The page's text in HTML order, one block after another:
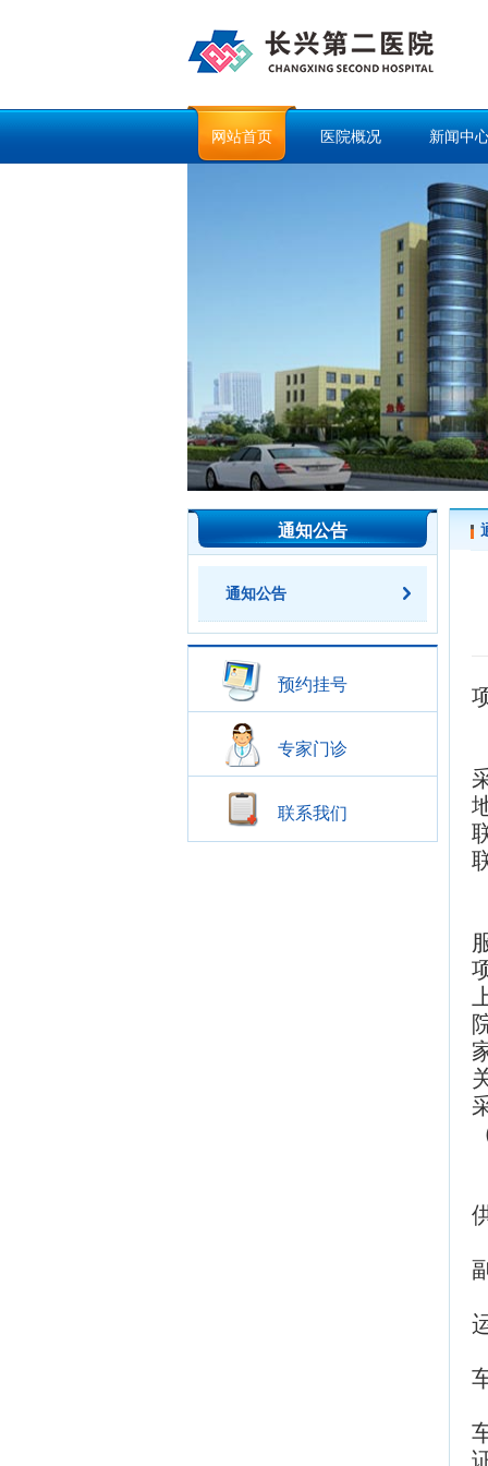
网站首页 医院概况 新闻中
通知公告
通知公告
预约挂号
专家门诊
联系我们